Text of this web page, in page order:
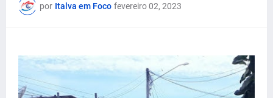
por Italva em Foco fevereiro 02, 2023